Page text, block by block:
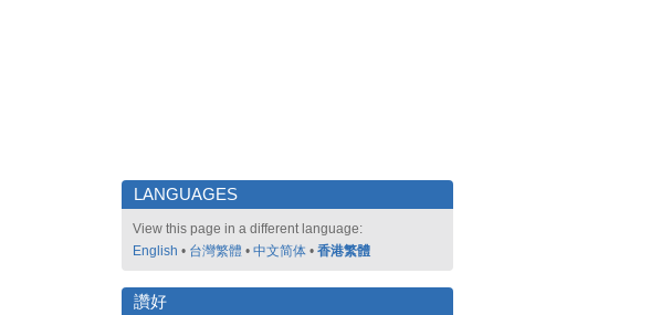
LANGUAGES
View this page in a different language:
English • 台灣繁體 • 中文简体 • 香港繁體
讚好